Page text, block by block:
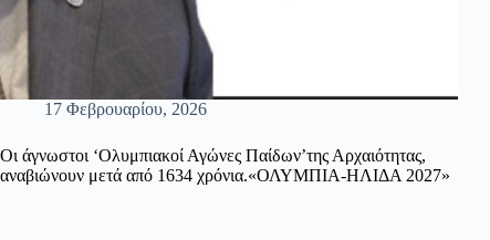
17 Φεβρουαρίου, 2026
Οι άγνωστοι ‘Ολυμπιακοί Αγώνες Παίδων’της Αρχαιότητας,
αναβιώνουν μετά από 1634 χρόνια.«ΟΛΥΜΠΙΑ-ΗΛΙΔΑ 2027»